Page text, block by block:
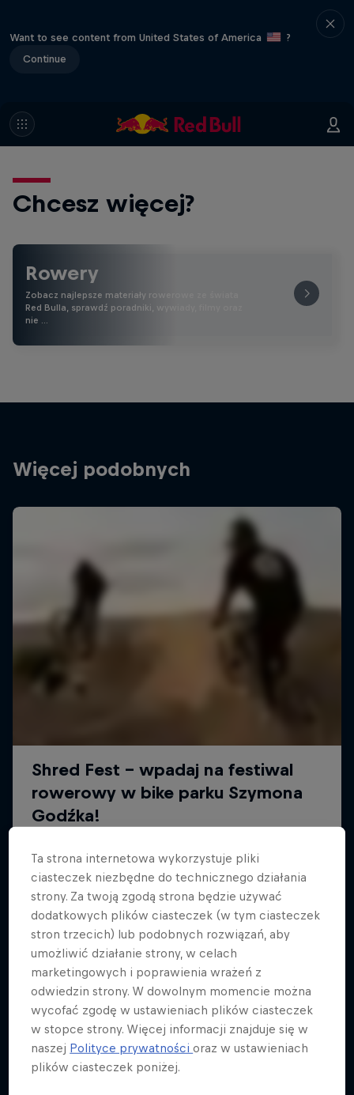
Want to see content from United States of America
?
Continue
Chcesz więcej?
Rowery
Zobacz najlepsze materiały rowerowe ze świata
Red Bulla, sprawdź poradniki, wywiady, filmy oraz
nie …
Więcej podobnych
Ta strona internetowa wykorzystuje pliki
ciasteczek niezbędne do technicznego działania
strony. Za twoją zgodą strona będzie używać
dodatkowych plików ciasteczek (w tym ciasteczek
stron trzecich) lub podobnych rozwiązań, aby
umożliwić działanie strony, w celach
marketingowych i poprawienia wrażeń z
odwiedzin strony. W dowolnym momencie można
wycofać zgodę w ustawieniach plików ciasteczek
w stopce strony. Więcej informacji znajduje się w
naszej Polityce prywatnościoraz w ustawieniach
plików ciasteczek poniżej.